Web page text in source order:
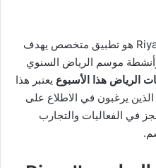
تطبيق موسم الرياض Riyadh Season هو تطبيق متخصص يهدف
موسم الرياض السنوي
الرياض هذا الأسبوع يعتبر هذا
يرغبون في الاطلاع على
في الفعاليات والتجارب